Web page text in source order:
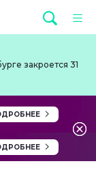
закроется 31